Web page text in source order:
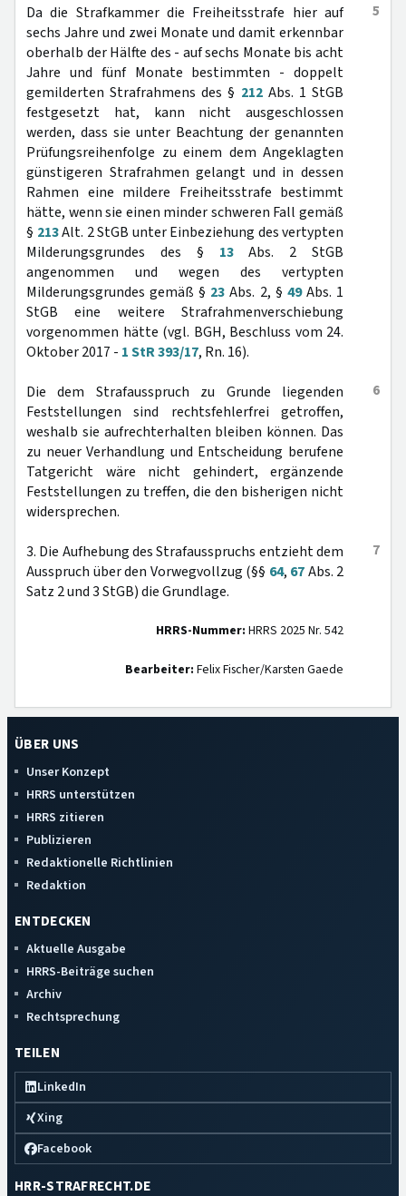
5
Da die Strafkammer die Freiheitsstrafe hier auf
sechs Jahre und zwei Monate und damit erkennbar
oberhalb der Hälfte des - auf sechs Monate bis acht
Jahre und fünf Monate bestimmten - doppelt
gemilderten Strafrahmens des § 212Abs. 1 StGB
festgesetzt hat, kann nicht ausgeschlossen
werden, dass sie unter Beachtung der genannten
Prüfungsreihenfolge zu einem dem Angeklagten
günstigeren Strafrahmen gelangt und in dessen
Rahmen eine mildere Freiheitsstrafe bestimmt
hätte, wenn sie einen minder schweren Fall gemäß
§ 213Alt. 2 StGB unter Einbeziehung des vertypten
Milderungsgrundes des § 13Abs. 2 StGB
angenommen und wegen des vertypten
Milderungsgrundes gemäß § 23 Abs. 2, § 49Abs. 1
StGB eine weitere Strafrahmenverschiebung
vorgenommen hätte (vgl. BGH, Beschluss vom 24.
Oktober 2017 - 1 StR 393/17, Rn. 16).
6
Die dem Strafausspruch zu Grunde liegenden
Feststellungen sind rechtsfehlerfrei getroffen,
weshalb sie aufrechterhalten bleiben können. Das
zu neuer Verhandlung und Entscheidung berufene
Tatgericht wäre nicht gehindert, ergänzende
Feststellungen zu treffen, die den bisherigen nicht
widersprechen.
7
3. Die Aufhebung des Strafausspruchs entzieht dem
Ausspruch über den Vorwegvollzug (§§ 64, 67Abs. 2
Satz 2 und 3 StGB) die Grundlage.
HRRS-Nummer: HRRS 2025 Nr. 542
Bearbeiter: Felix Fischer/Karsten Gaede
ÜBER UNS
Unser Konzept
HRRS unterstützen
HRRS zitieren
Publizieren
Redaktionelle Richtlinien
Redaktion
ENTDECKEN
Aktuelle Ausgabe
HRRS-Beiträge suchen
Archiv
Rechtsprechung
TEILEN
LinkedIn
Xing
Facebook
HRR-STRAFRECHT.DE